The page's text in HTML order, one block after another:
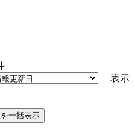
表示